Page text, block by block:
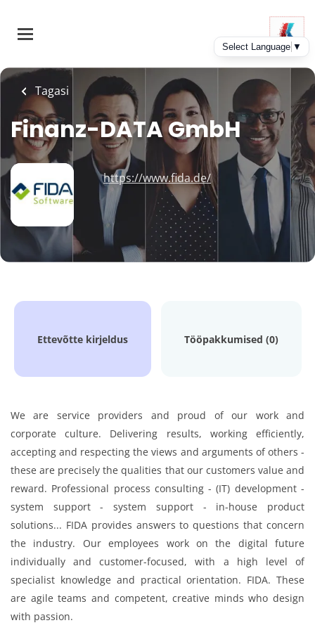
main
Tagasi
Finanz-DATA GmbH
https://www.fida.de/
Ettevõtte kirjeldus Tööpakkumised (0)
We are service providers and proud of our work and
corporate culture. Delivering results, working efficiently,
accepting and respecting the views and arguments of others -
these are precisely the qualities that our customers value and
reward. Professional process consulting - (IT) development -
system support - system support - in-house product
solutions... FIDA provides answers to questions that concern
the industry. Our employees work on the digital future
individually and customer-focused, with a high level of
specialist knowledge and practical orientation. FIDA. These
are agile teams and competent, creative minds who design
with passion.